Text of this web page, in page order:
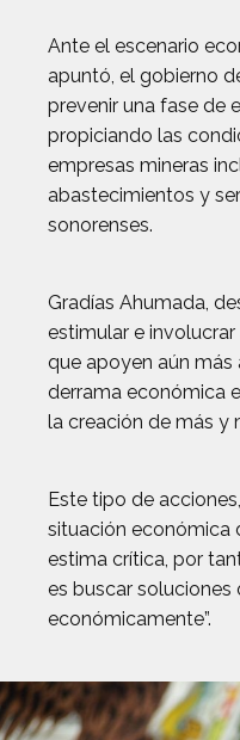
Ante el escenario
apuntó, el gobierno
prevenir una fase de
propiciando las
empresas mineras
abastecimientos y
sonorenses.
Gradías Ahumada,
estimular e
que apoyen aún más
derrama económica
la creación de más y
Este tipo de
situación económica
estima crítica, por
es buscar soluciones
económicamente”.